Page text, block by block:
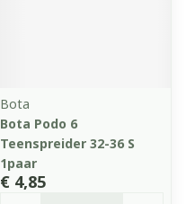
Bota
Bota Podo 6
Teenspreider 32-36 S
1paar
€ 4,85